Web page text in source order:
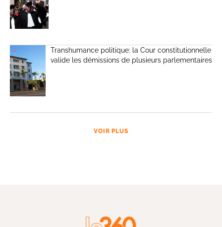
Transhumance politique: la Cour constitutionnelle
valide les démissions de plusieurs parlementaires
VOIR PLUS